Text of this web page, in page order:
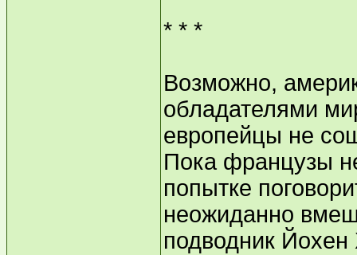
* * *
Возможно,
обладателями
европейцы не
Пока французы
попытке
неожиданно
подводник